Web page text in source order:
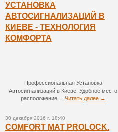
УСТАНОВКА
АВТОСИГНАЛИЗАЦИЙ В
КИЕВЕ - ТЕХНОЛОГИЯ
КОМФОРТА
Профессиональная Установка
Автосигнализаций в Киеве. Удобное место
расположение.... Читать далее →
30 декабря 2016 г. 18:40
COMFORT MAT PROLOCK.